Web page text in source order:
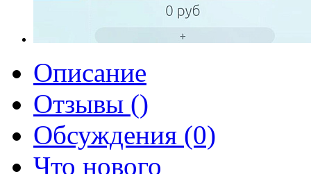
Описание
Отзывы ()
Обсуждения (0)
Что нового